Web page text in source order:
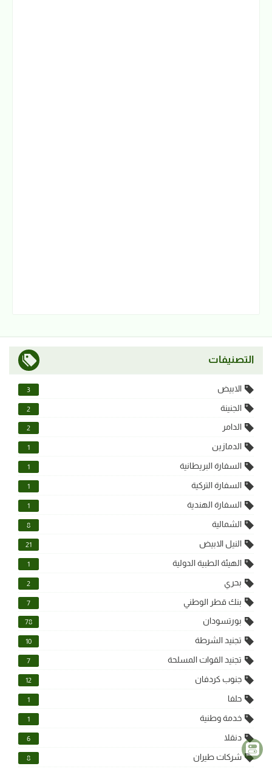
التصنيفات
الابيض 3
الجنينة 2
الدامر 2
الدمازين 1
السفارة البريطانية 1
السفارة التركية 1
السفارة الهندية 1
الشمالية 8
النيل الابيض 21
الهيئة الطبية الدولية 1
بحري 2
بنك قطر الوطني 7
بورتسودان 78
تجنيد الشرطة 10
تجنيد القوات المسلحة 7
جنوب كردفان 12
حلفا 1
خدمة وطنية 1
دنقلا 6
شركات طيران 8